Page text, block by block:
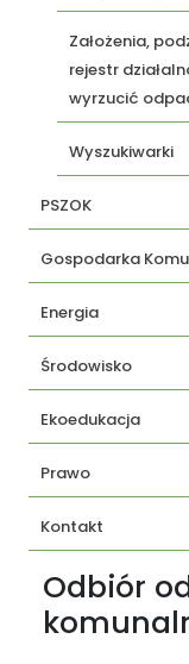
Założenia,
rejestr
wyrzucić
Wyszukiwarki
PSZOK
Gospodarka
Energia
Środowisko
Ekoedukacja
Prawo
Kontakt
Odbiór